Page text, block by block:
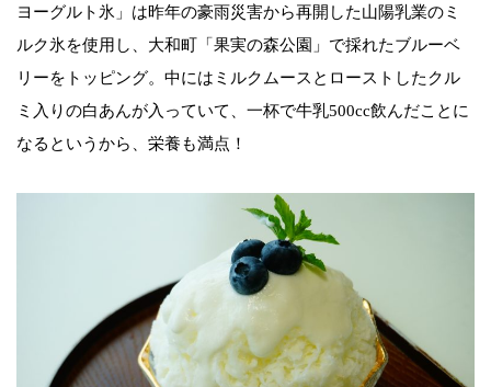
ヨーグルト氷」は昨年の豪雨災害から再開した山陽乳業のミ
ルク氷を使用し、大和町「果実の森公園」で採れたブルーベ
リーをトッピング。中にはミルクムースとローストしたクル
ミ入りの白あんが入っていて、一杯で牛乳500cc飲んだことに
なるというから、栄養も満点！